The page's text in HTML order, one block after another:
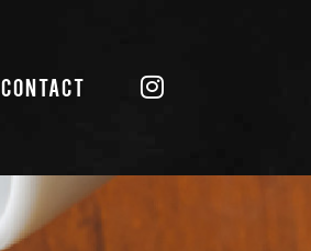
CONTACT